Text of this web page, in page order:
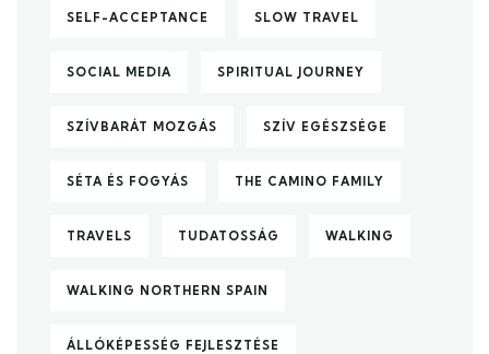
SELF-ACCEPTANCE SLOW TRAVEL
SOCIAL MEDIA SPIRITUAL JOURNEY
SZÍVBARÁT MOZGÁS SZÍV EGÉSZSÉGE
SÉTA ÉS FOGYÁS THE CAMINO FAMILY
TRAVELS TUDATOSSÁG WALKING
WALKING NORTHERN SPAIN
ÁLLÓKÉPESSÉG FEJLESZTÉSE